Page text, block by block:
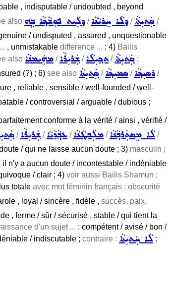
, indisputable / undoubted , beyond
also ܕܠܲܝܬ ܦܘܼܫܵܟ݂ܵܐ ܒܹܗ /ܕܠܵܐ ܚܸܪܝܵܢܵܐ /ܣܲܬܝܼܬܵܐ /
/ undisputed , assured , unquestionable
, unmistakable difference ... ; 4) Bailis
also ܡܗܲܝܡܢܵܐ /ܫܲܪܝܼܪܵܐ /ܬܟ݂ܝܼܠܵܐ /ܣܲܬܝܼܬܵܐ ;
(?) ; 6) see also ܣܲܬܝܼܬܵܐ /ܣܡܝܼܟ݂ܵܐ /ܪܣܝܼܟ݂ܵܐ /
, reliable , sensible / well-founded / well-
/ controversial / arguable / dubious ;
conforme à la vérité / ainsi , vérifié /
/ܫܲܪܝܼܪܵܐ /ܥܒ݂ܵܕܵܝܵܐ /ܡܠܲܒܛܵܢܵܐ /ܠܵܐ ܡܸܣܬܲܪܒ݂ܵܢܵܐ /
/ qui ne laisse aucun doute ; 3) masculin ;
il n'y a aucun doute / incontestable / indéniable
/ clair ; 4) voir aussi Bailis Shamun ;
totale avec mot féminin français ; obscurité
, loyal / sincère , fidèle , succès, paix,
, ferme / sûr / sécurisé , stable / qui tient la
d'un sujet ... : compétent / avisé / bon /
/ indiscutable ; contraire : ܠܵܐ ܚܲܬܝܼܬܵܐ :